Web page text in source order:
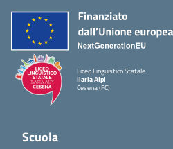
Liceo Linguistico Statale
Ilaria Alpi
Cesena (FC)
Scuola